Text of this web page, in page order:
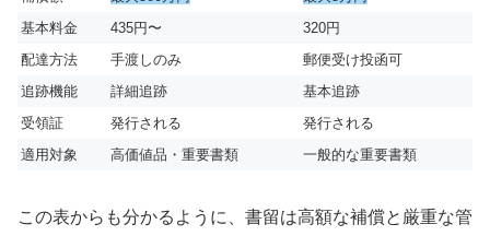
基本料金
435円〜
320円
配達方法
手渡しのみ
郵便受け投函可
追跡機能
詳細追跡
基本追跡
受領証
発行される
発行される
適用対象
高価値品・重要書類 一般的な重要書類
この表からも分かるように、書留は高額な補償と厳重な管